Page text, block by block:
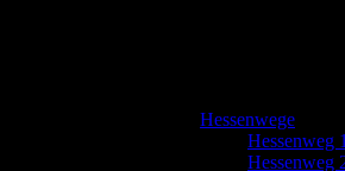
Hessenwege
Hessenweg 1
Hessenweg